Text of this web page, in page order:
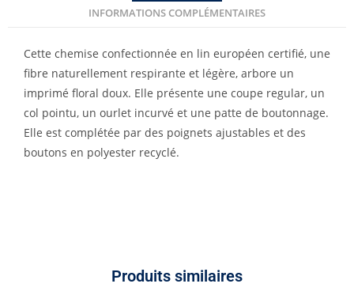
INFORMATIONS COMPLÉMENTAIRES
Cette chemise confectionnée en lin européen certifié, une
fibre naturellement respirante et légère, arbore un
imprimé floral doux. Elle présente une coupe regular, un
col pointu, un ourlet incurvé et une patte de boutonnage.
Elle est complétée par des poignets ajustables et des
boutons en polyester recyclé.
Produits similaires